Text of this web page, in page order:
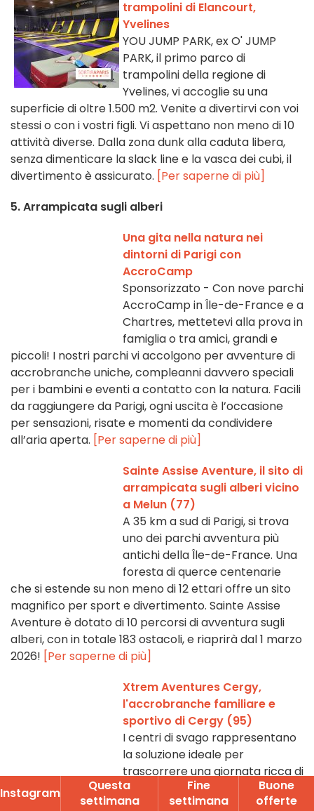
trampolini di Elancourt,
Yvelines
YOU JUMP PARK, ex O' JUMP
PARK, il primo parco di
trampolini della regione di
Yvelines, vi accoglie su una
superficie di oltre 1.500 m2. Venite a divertirvi con voi
stessi o con i vostri figli. Vi aspettano non meno di 10
attività diverse. Dalla zona dunk alla caduta libera,
senza dimenticare la slack line e la vasca dei cubi, il
divertimento è assicurato. [Per saperne di più]
5. Arrampicata sugli alberi
Una gita nella natura nei
dintorni di Parigi con
AccroCamp
Sponsorizzato - Con nove parchi
AccroCamp in Île-de-France e a
Chartres, mettetevi alla prova in
famiglia o tra amici, grandi e
piccoli! I nostri parchi vi accolgono per avventure di
accrobranche uniche, compleanni davvero speciali
per i bambini e eventi a contatto con la natura. Facili
da raggiungere da Parigi, ogni uscita è l’occasione
per sensazioni, risate e momenti da condividere
all’aria aperta. [Per saperne di più]
Sainte Assise Aventure, il sito di
arrampicata sugli alberi vicino
a Melun (77)
A 35 km a sud di Parigi, si trova
uno dei parchi avventura più
antichi della Île-de-France. Una
foresta di querce centenarie
che si estende su non meno di 12 ettari offre un sito
magnifico per sport e divertimento. Sainte Assise
Aventure è dotato di 10 percorsi di avventura sugli
alberi, con in totale 183 ostacoli, e riaprirà dal 1 marzo
2026! [Per saperne di più]
Xtrem Aventures Cergy,
l'accrobranche familiare e
sportivo di Cergy (95)
I centri di svago rappresentano
la soluzione ideale per
trascorrere una giornata ricca di
attività, immersi in un contesto
verde tra i più piacevoli. Allora, scoprite Xtrem
Instagram
Questa
settimana
Fine
settimana
Buone
offerte